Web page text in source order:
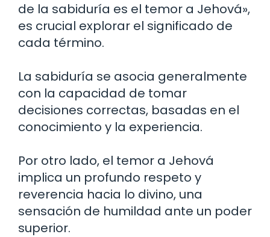
de la sabiduría es el temor a Jehová»,
es crucial explorar el significado de
cada término.
La sabiduría se asocia generalmente
con la capacidad de tomar
decisiones correctas, basadas en el
conocimiento y la experiencia.
Por otro lado, el temor a Jehová
implica un profundo respeto y
reverencia hacia lo divino, una
sensación de humildad ante un poder
superior.